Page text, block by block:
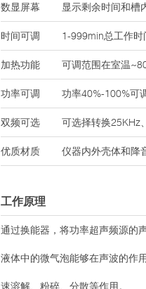
数显屏幕 显示剩余时间和槽
时间可调 1-999min总工作时
加热功能 可调范围在室温
功率可调 功率40%-100%可
双频可选 可选择转换25KHz
优质材质 仪器内外壳体和降
工作原理
通过换能器，将功率超声频源的
液体中的微气泡能够在声波的作
速溶解、粉碎、分散等作用。